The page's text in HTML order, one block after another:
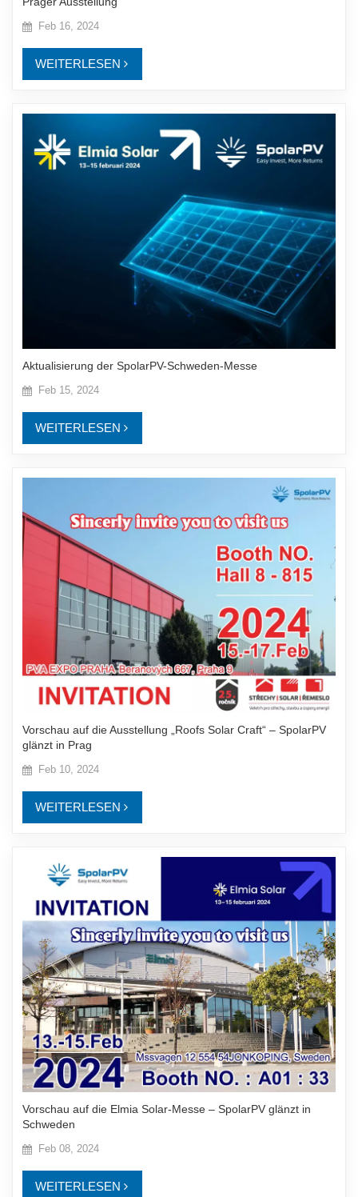
Feb 16, 2024
WEITERLESEN
Aktualisierung der SpolarPV-Schweden-Messe
Feb 15, 2024
WEITERLESEN
Vorschau auf die Ausstellung „Roofs Solar Craft“ – SpolarPV
glänzt in Prag
Feb 10, 2024
WEITERLESEN
Vorschau auf die Elmia Solar-Messe – SpolarPV glänzt in
Schweden
Feb 08, 2024
WEITERLESEN